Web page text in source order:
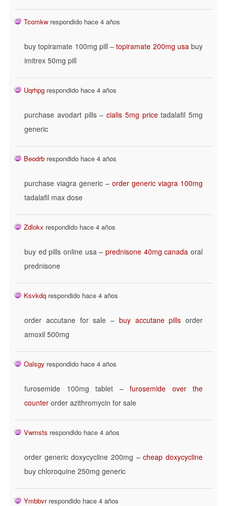
Tcomkw respondido hace 4 años
buy topiramate 100mg pill –topiramate 200mg usabuy
imitrex 50mg pill
Uqrhpg respondido hace 4 años
purchase avodart pills – cialis 5mg pricetadalafil 5mg
generic
Beodrb respondido hace 4 años
purchase viagra generic – order generic viagra 100mg
tadalafil max dose
Zdlokx respondido hace 4 años
buy ed pills online usa – prednisone 40mg canada oral
prednisone
Ksvkdq respondido hace 4 años
order accutane for sale – buy accutane pills order
amoxil 500mg
Oalsgy respondido hace 4 años
furosemide 100mg tablet – furosemide over the
counter order azithromycin for sale
Vwmsts respondido hace 4 años
order generic doxycycline 200mg –cheap doxycycline
buy chloroquine 250mg generic
Ymbbvrrespondido hace 4 años